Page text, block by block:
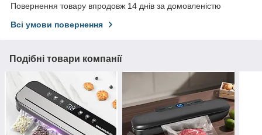
Повернення товару впродовж 14 днів за домовленістю
Всі умови повернення
Подібні товари компанії